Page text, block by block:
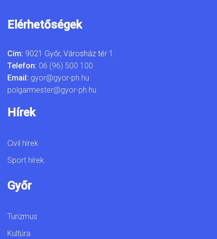
Elérhetőségek
Cím: 9021 Győr, Városház tér 1.
Telefon: 06 (96) 500 100
Email: gyor@gyor-ph.hu
polgarmester@gyor-ph.hu
Hírek
Civil hírek
Sport hírek
Győr
Turizmus
Kultúra